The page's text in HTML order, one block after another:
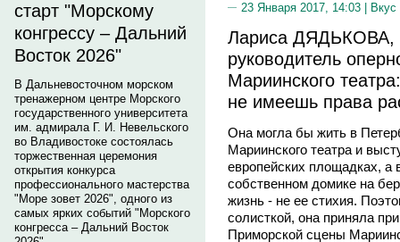
старт "Морскому
конгрессу – Дальний
Восток 2026"
В Дальневосточном морском
тренажерном центре Морского
государственного университета
им. адмирала Г. И. Невельского
во Владивостоке состоялась
торжественная церемония
открытия конкурса
профессионального мастерства
"Море зовет 2026", одного из
самых ярких событий "Морского
конгресса – Дальний Восток
23 Января 2017, 14:03 | Вкус
Лариса ДЯДЬКОВА,
руководитель
Мариинского
не имеешь права
Она могла бы жить в
Мариинского театра и
европейских площадках, а
собственном домике на
жизнь - не ее стихия.
солисткой, она приняла
Приморской сцены